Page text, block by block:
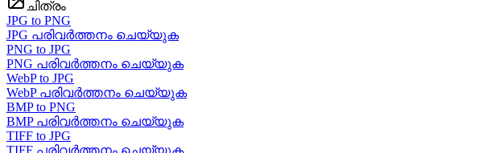
ചിത്രം
JPG to PNG
JPG പരിവർത്തനം ചെയ്യുക
PNG to JPG
PNG പരിവർത്തനം ചെയ്യുക
WebP to JPG
WebP പരിവർത്തനം ചെയ്യുക
BMP to PNG
BMP പരിവർത്തനം ചെയ്യുക
TIFF to JPG
TIFF പരിവർത്തനം ചെയ്യുക